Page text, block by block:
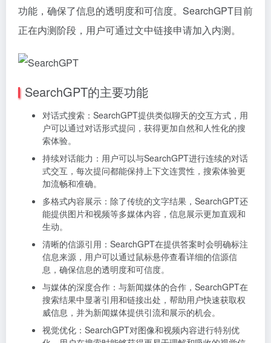
功能，确保了信息的透明度和可信度。SearchGPT目前
正在内测阶段，用户可通过文中链接申请加入内测。
SearchGPT的主要功能
对话式搜索：SearchGPT提供类似聊天的交互方式，用
户可以通过对话形式提问，获得更加自然和人性化的搜
索体验。
持续对话能力：用户可以与SearchGPT进行连续的对话
式交互，每次提问都能保持上下文连贯性，搜索体验更
加流畅和准确。
多格式内容展示：除了传统的文字结果，SearchGPT还
能提供图片和视频等多媒体内容，信息展示更加直观和
生动。
清晰的信源引用：SearchGPT在提供答案时会明确标注
信息来源，用户可以通过鼠标悬停查看详细的信源信
息，确保信息的透明度和可信度。
与媒体的深度合作：与新闻媒体的合作，SearchGPT在
搜索结果中显著引用和链接出处，帮助用户快速获取权
威信息，并为新闻媒体提供引流和展示的机会。
视觉优化：SearchGPT对图像和视频内容进行特别优